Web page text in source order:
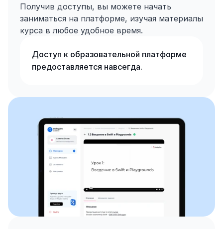
Получив доступы, вы можете начать
заниматься на платформе, изучая материалы
курса в любое удобное время.
Доступ к образовательной платформе
предоставляется навсегда.